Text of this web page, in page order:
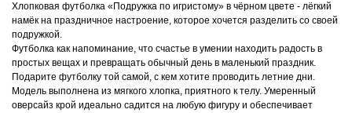
Хлопковая футболка «Подружка по игристому» в чёрном цвете - лёгкий
намёк на праздничное настроение, которое хочется разделить со своей
подружкой.
Футболка как напоминание, что счастье в умении находить радость в
простых вещах и превращать обычный день в маленький праздник.
Подарите футболку той самой, с кем хотите проводить летние дни.
Модель выполнена из мягкого хлопка, приятного к телу. Умеренный
оверсайз крой идеально садится на любую фигуру и обеспечивает